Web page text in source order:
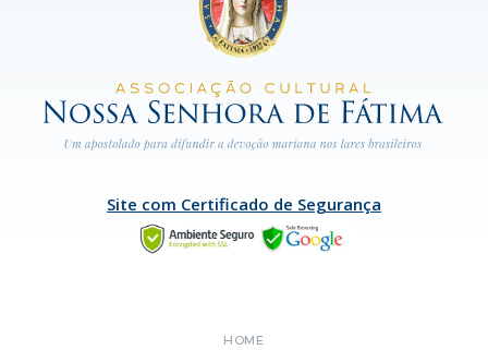
Site com Certificado de Segurança
HOME